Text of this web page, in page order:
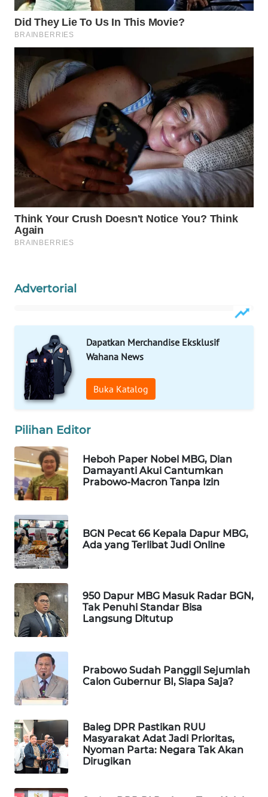
Advertorial
Dapatkan Merchandise Eksklusif
Wahana News
Buka Katalog
Pilihan Editor
Heboh Paper Nobel MBG, Dian
Damayanti Akui Cantumkan
Prabowo-Macron Tanpa Izin
BGN Pecat 66 Kepala Dapur MBG,
Ada yang Terlibat Judi Online
950 Dapur MBG Masuk Radar BGN,
Tak Penuhi Standar Bisa
Langsung Ditutup
Prabowo Sudah Panggil Sejumlah
Calon Gubernur BI, Siapa Saja?
Baleg DPR Pastikan RUU
Masyarakat Adat Jadi Prioritas,
Nyoman Parta: Negara Tak Akan
Dirugikan
Wahana
Media
Group
WAHANA
NEWS
WAHANA
WAHANA
ADVOKAT
WAHANA
INFRASTRUKTUR
WAHANA
KONSUMEN
LISTRIK
TRAVEL
WAHANA
TV
WAHANANEWS
WAHANANEWS
CO ID
WAHANANEWS
WAHANA
SPORT
WAHANA
UMKM
WAHANA
WAHANA
PERSONA
WAHANA
OTOMOTIF
WAHANA